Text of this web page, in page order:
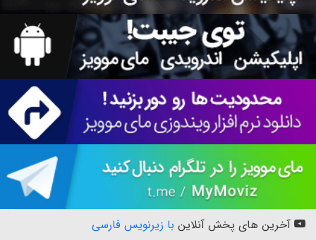
آخرین های پخش آنلاین با زیرنویس فارسی